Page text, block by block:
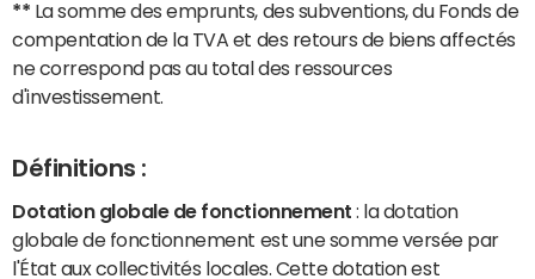
** La somme des emprunts, des subventions, du Fonds de
compentation de la TVA et des retours de biens affectés
ne correspond pas au total des ressources
d'investissement.
Définitions :
Dotation globale de fonctionnement : la dotation
globale de fonctionnement est une somme versée par
l'État aux collectivités locales. Cette dotation est